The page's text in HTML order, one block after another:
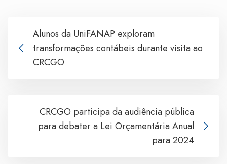
Alunos da UniFANAP exploram
transformações contábeis durante visita ao
CRCGO
CRCGO participa da audiência pública
para debater a Lei Orçamentária Anual
para 2024